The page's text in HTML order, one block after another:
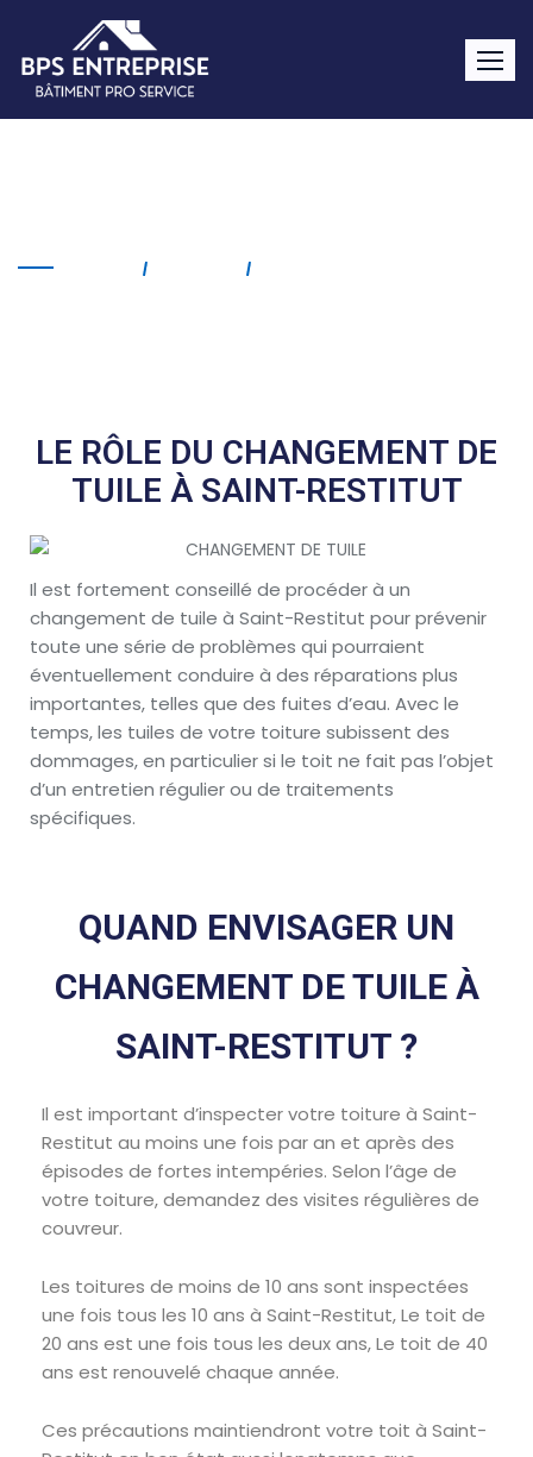
LE RÔLE DU CHANGEMENT DE
TUILE À SAINT-RESTITUT
Il est fortement conseillé de procéder à un
changement de tuile à Saint-Restitut pour prévenir
toute une série de problèmes qui pourraient
éventuellement conduire à des réparations plus
importantes, telles que des fuites d’eau. Avec le
temps, les tuiles de votre toiture subissent des
dommages, en particulier si le toit ne fait pas l’objet
d’un entretien régulier ou de traitements
spécifiques.
QUAND ENVISAGER UN
CHANGEMENT DE TUILE À
SAINT-RESTITUT ?
Il est important d’inspecter votre toiture à Saint-
Restitut au moins une fois par an et après des
épisodes de fortes intempéries. Selon l’âge de
votre toiture, demandez des visites régulières de
couvreur.
Les toitures de moins de 10 ans sont inspectées
une fois tous les 10 ans à Saint-Restitut, Le toit de
20 ans est une fois tous les deux ans, Le toit de 40
ans est renouvelé chaque année.
Ces précautions maintiendront votre toit à Saint-